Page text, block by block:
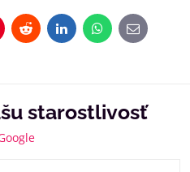
RedditLinkedInWhatsApp
E-
mail
starostlivosť